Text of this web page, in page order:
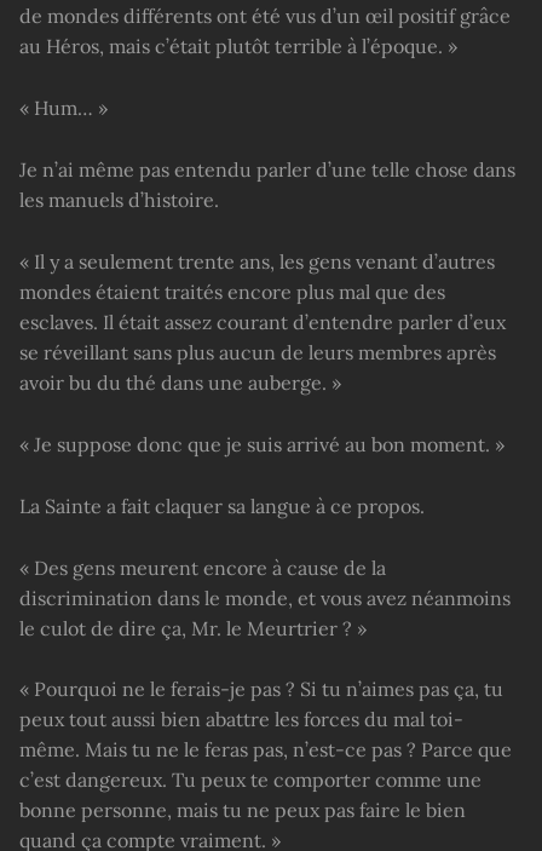
de mondes différents ont été vus d’un œil positif grâce
au Héros, mais c’était plutôt terrible à l’époque. »
« Hum… »
Je n’ai même pas entendu parler d’une telle chose dans
les manuels d’histoire.
« Il y a seulement trente ans, les gens venant d’autres
mondes étaient traités encore plus mal que des
esclaves. Il était assez courant d’entendre parler d’eux
se réveillant sans plus aucun de leurs membres après
avoir bu du thé dans une auberge. »
« Je suppose donc que je suis arrivé au bon moment. »
La Sainte a fait claquer sa langue à ce propos.
« Des gens meurent encore à cause de la
discrimination dans le monde, et vous avez néanmoins
le culot de dire ça, Mr. le Meurtrier ? »
« Pourquoi ne le ferais-je pas ? Si tu n’aimes pas ça, tu
peux tout aussi bien abattre les forces du mal toi-
même. Mais tu ne le feras pas, n’est-ce pas ? Parce que
c’est dangereux. Tu peux te comporter comme une
bonne personne, mais tu ne peux pas faire le bien
quand ça compte vraiment. »